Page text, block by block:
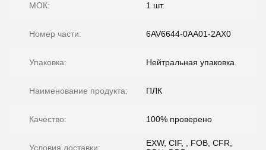
МОК: 1 шт.
Номер части: 6AV6644-0AA01-2AX0
Упаковка: Нейтральная упаковка
Наименование продукта: ПЛК
Качество: 100% проверено
Условия доставки:
EXW, CIF, , FOB, CFR,